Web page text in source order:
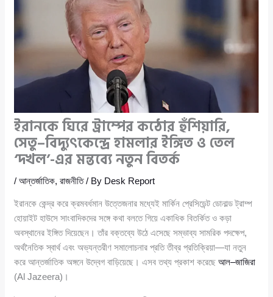
ইরানকে ঘিরে ট্রাম্পের কঠোর হুঁশিয়ারি,
সেতু–বিদ্যুৎকেন্দ্রে হামলার ইঙ্গিত ও তেল
‘দখল’-এর মন্তব্যে নতুন বিতর্ক
/আন্তর্জাতিক,রাজনীতি/ By Desk Report
ইরানকে কেন্দ্র করে ক্রমবর্ধমান উত্তেজনার মধ্যেই মার্কিন প্রেসিডেন্ট ডোনাল্ড ট্রাম্প
হোয়াইট হাউসে সাংবাদিকদের সঙ্গে কথা বলতে গিয়ে একাধিক বিতর্কিত ও কড়া
অবস্থানের ইঙ্গিত দিয়েছেন। তাঁর বক্তব্যে উঠে এসেছে সম্ভাব্য সামরিক পদক্ষেপ,
অর্থনৈতিক স্বার্থ এবং অভ্যন্তরীণ সমালোচনার প্রতি তীব্র প্রতিক্রিয়া—যা নতুন
করে আন্তর্জাতিক অঙ্গনে উদ্বেগ বাড়িয়েছে। এসব তথ্য প্রকাশ করেছেআল–জাজিরা
(Al Jazeera)।